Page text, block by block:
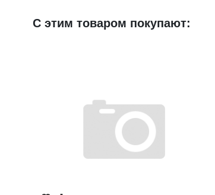
С этим товаром покупают: